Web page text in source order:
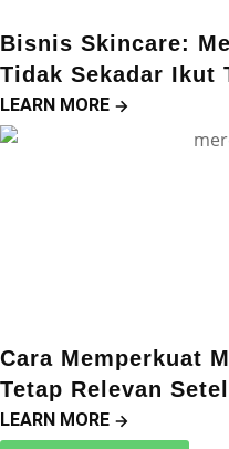
Bisnis Skincare:
Tidak Sekadar Ikut
LEARN MORE
Cara Memperkuat
Tetap Relevan
LEARN MORE